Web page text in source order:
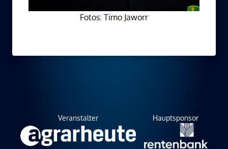
Fotos: Timo Jaworr
Veranstalter Hauptsponsor